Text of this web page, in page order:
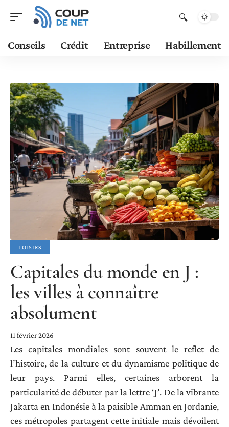
Conseils Crédit Entreprise Habillement
LOISIRS
Capitales du monde en J :
les villes à connaître
absolument
11 février 2026
Les capitales mondiales sont souvent le reflet de
l’histoire, de la culture et du dynamisme politique de
leur pays. Parmi elles, certaines arborent la
particularité de débuter par la lettre ‘J’. De la vibrante
Jakarta en Indonésie à la paisible Amman en Jordanie,
ces métropoles partagent cette initiale mais dévoilent